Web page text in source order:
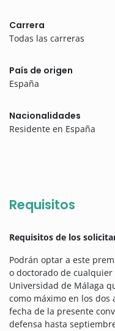
Carrera
Todas las carreras
País de origen
España
Nacionalidades
Residente en España
Requisitos
Requisitos de los
Podrán optar a este
o doctorado de
Universidad de Málaga
como máximo en los dos
fecha de la presente
defensa hasta